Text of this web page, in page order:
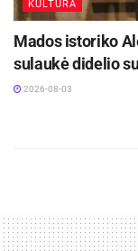
KULTŪRA
Mados istoriko
sulaukė didelio
2026-08-03